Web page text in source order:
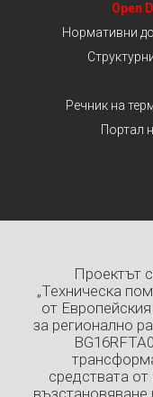
Open
Нормативни
Речник на
Портал
Проектът
„Техническа
от
за регионално
средствата
възстановяване